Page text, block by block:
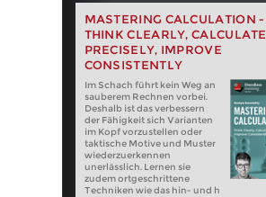
MASTERING CALCULATION -
THINK CLEARLY, CALCULATE
PRECISELY, IMPROVE
CONSISTENTLY
Im Schach führt kein Weg an
sauberem Rechnen vorbei.
Deshalb ist das verbessern
der Fähigkeit sich Varianten
im Kopf vorzustellen oder
taktische Motive und Muster
wiederzuerkennen
unerlässlich. Lernen sie
zudem ortgeschrittene
Techniken wie das hin- und h